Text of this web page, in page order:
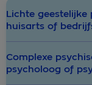
Lichte
huisarts of
Complexe
psycholoog of